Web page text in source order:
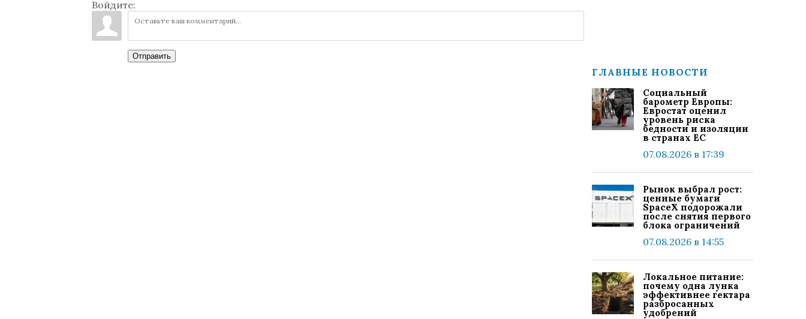
Войдите:
Отправить
ГЛАВНЫЕ НОВОСТИ
Социальный
барометр Европы:
Евростат оценил
уровень риска
бедности и изоляции
в странах ЕС
07.08.2026 в 17:39
Рынок выбрал рост:
ценные бумаги
SpaceX подорожали
после снятия первого
блока ограничений
07.08.2026 в 14:55
Локальное питание:
почему одна лунка
эффективнее гектара
разбросанных
удобрений